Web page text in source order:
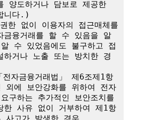
양도하거나 담보로 제공한
니다.)
한 없이 이용자의 접근매체를
금융거래를 할 수 있음을 알
수 있었음에도 불구하고 접
하거나 노출 또는 방치한 경
자금융거래법」 제6조제1항
외에 보안강화를 위하여 전자
구하는 추가적인 보안조치를
한 사유 없이 거부하여 제1항